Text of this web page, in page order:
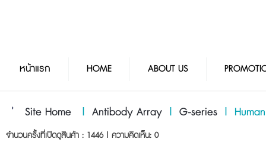
หน้าแรก HOME ABOUT US
Site Home | Antibody Array | G-series |
จำนวนครั้งที่เปิดดูสินค้า : 1446 | ความคิดเห็น: 0